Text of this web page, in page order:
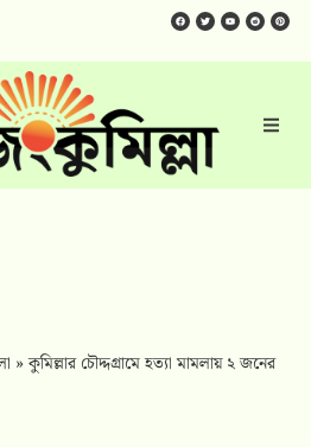
»কুমিল্লার চৌদ্দগ্রামে হত্যা মামলায় ২ জনের